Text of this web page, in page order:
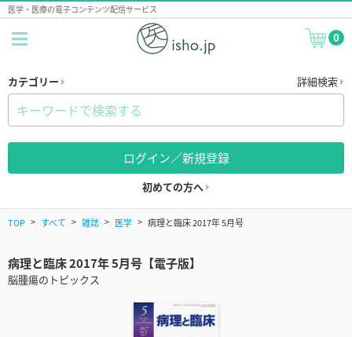
医学・医療の電子コンテンツ配信サービス
0
カテゴリー 詳細検索
ログイン／新規登録
初めての方へ
TOP すべて 雑誌 医学 病理と臨床 2017年 5月号
病理と臨床 2017年 5月号【電子版】
脳腫瘍のトピックス